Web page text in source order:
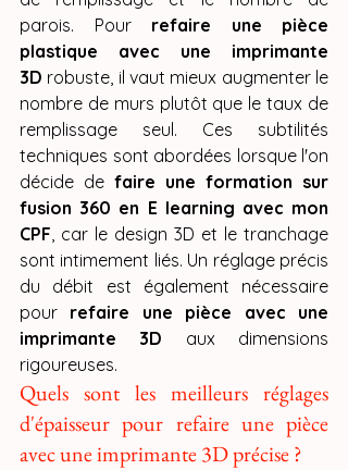
parois. Pour refaire une pièce
plastique avec une imprimante
3D robuste, il vaut mieux augmenter le
nombre de murs plutôt que le taux de
remplissage seul. Ces subtilités
techniques sont abordées lorsque l'on
décide de faire une formation sur
fusion 360 en E learning avec mon
CPF, car le design 3D et le tranchage
sont intimement liés. Un réglage précis
du débit est également nécessaire
pour refaire une pièce avec une
imprimante 3D aux dimensions
rigoureuses.
Quels sont les meilleurs réglages
d'épaisseur pour refaire une pièce
avec une imprimante 3D précise ?